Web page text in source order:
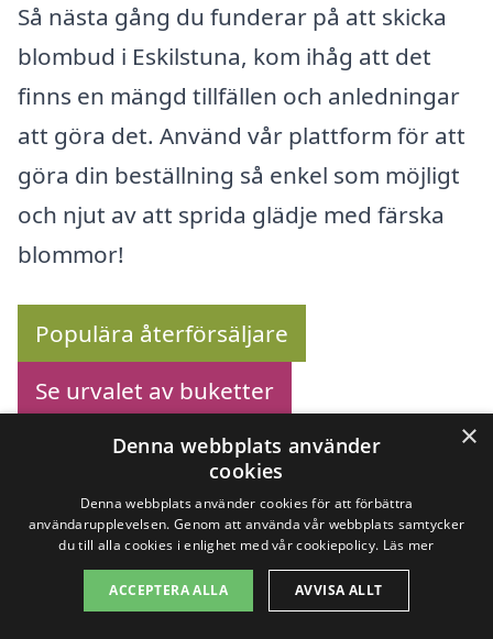
Så nästa gång du funderar på att skicka
blombud i Eskilstuna, kom ihåg att det
finns en mängd tillfällen och anledningar
att göra det. Använd vår plattform för att
göra din beställning så enkel som möjligt
och njut av att sprida glädje med färska
blommor!
Populära återförsäljare
Se urvalet av buketter
Köp blommor online –
Se utbudet här!
×
Denna webbplats använder
cookies
Denna webbplats använder cookies för att förbättra
användarupplevelsen. Genom att använda vår webbplats samtycker
du till alla cookies i enlighet med vår cookiepolicy. Läs mer
ACCEPTERA ALLA AVVISA ALLT